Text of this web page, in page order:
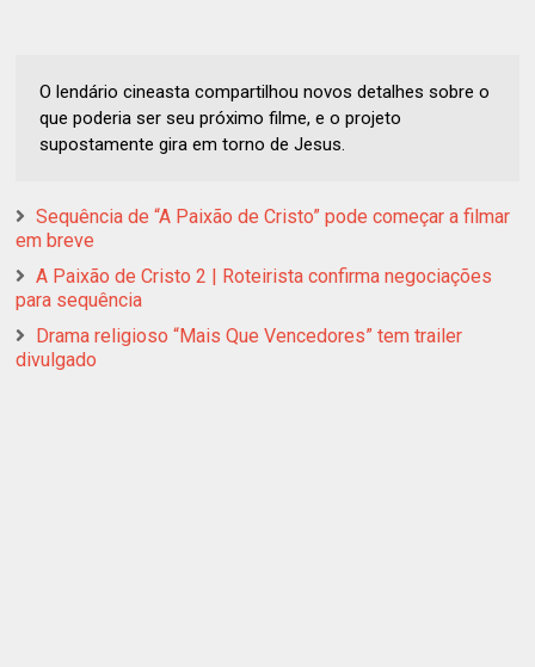
O lendário cineasta compartilhou novos detalhes sobre o
que poderia ser seu próximo filme, e o projeto
supostamente gira em torno de Jesus.
Sequência de “A Paixão de Cristo” pode começar a filmar
em breve
A Paixão de Cristo 2 | Roteirista confirma negociações
para sequência
Drama religioso “Mais Que Vencedores” tem trailer
divulgado